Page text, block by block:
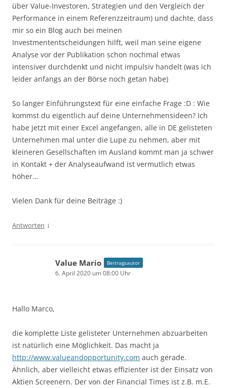
über Value-Investoren, Strategien und den Vergleich der
Performance in einem Referenzzeitraum) und dachte, dass
mir so ein Blog auch bei meinen
Investmententscheidungen hilft, weil man seine eigene
Analyse vor der Publikation schon nochmal etwas
intensiver durchdenkt und nicht impulsiv handelt (was ich
leider anfangs an der Börse noch getan habe)
So langer Einführungstext für eine einfache Frage :D : Wie
kommst du eigentlich auf deine Unternehmensideen? Ich
habe jetzt mit einer Excel angefangen, alle in DE gelisteten
Unternehmen mal unter die Lupe zu nehmen, aber mit
kleineren Gesellschaften im Ausland kommt man ja schwer
in Kontakt + der Analyseaufwand ist vermutlich etwas
höher…
Vielen Dank für deine Beiträge :)
Antworten ↓
Value Mario Beitragsautor
6. April 2020 um 08:00 Uhr
Hallo Marco,
die komplette Liste gelisteter Unternehmen abzuarbeiten
ist natürlich eine Möglichkeit. Das macht ja
http://www.valueandopportunity.com auch gerade.
Ähnlich, aber vielleicht etwas effizienter ist der Einsatz von
Aktien Screenern. Der von der Financial Times ist z.B. m.E.